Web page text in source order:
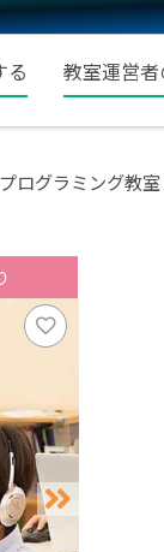
る 教室運営
ログラミング教